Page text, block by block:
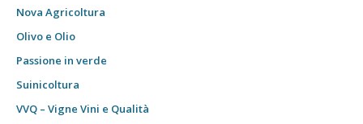
Nova Agricoltura
Olivo e Olio
Passione in verde
Suinicoltura
VVQ – Vigne Vini e Qualità